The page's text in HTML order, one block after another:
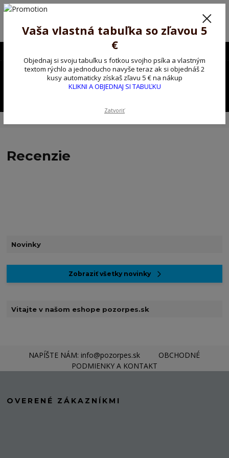
Poprosíme ctených zákazníkov o trpezlivosť, v tomto období máme
Preto sme Vám pripravili malý darček ako ospravedlnenie.
!!! ZĽAVA 5€ na PRVÚ objednávku nad 30€ s kódom pozorpes5 !!!
0,00 EUR
Recenzie
Novinky
Zobraziť všetky novinky
Vitajte v našom eshope pozorpes.sk
NAPÍŠTE NÁM: info@pozorpes.sk
OBCHODNÉ
PODMIENKY A KONTAKT
OVERENÉ ZÁKAZNÍKMI
Vaša vlastná tabuľka so zľavou 5
€
Objednaj si svoju tabuľku s fotkou svojho psíka a vlastným
textom rýchlo a jednoducho navyše teraz ak si objednáš 2
kusy automaticky získaš zľavu 5 € na nákup
KLIKNI A OBJEDNAJ SI TABUĽKU
Zatvoriť